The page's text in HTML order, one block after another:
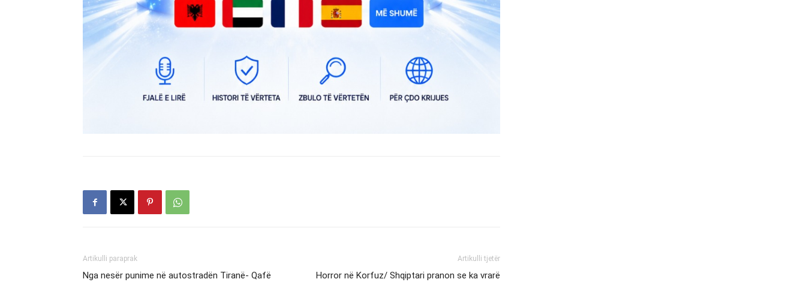
Artikulli paraprak
Nga nesër punime në autostradën Tiranë- Qafë
Artikulli tjetër
Horror në Korfuz/ Shqiptari pranon se ka vrarë